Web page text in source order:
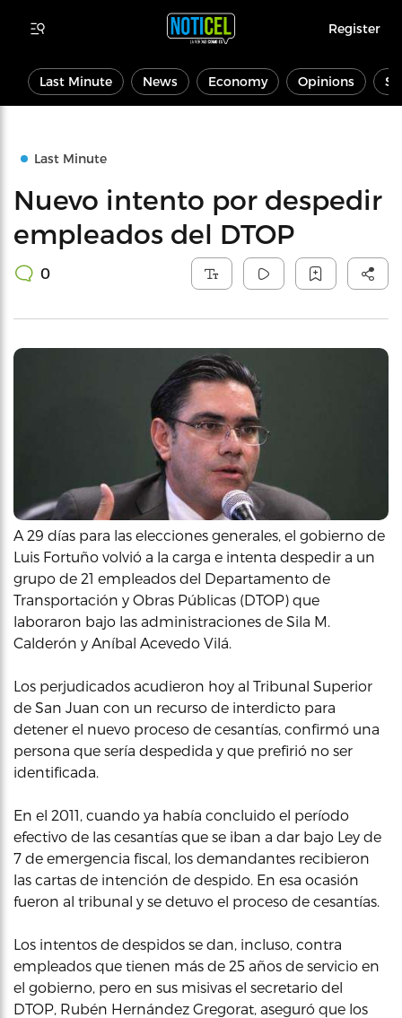
Register
Last Minute News Economy Opinions
Last Minute
Nuevo intento por despedir
empleados del DTOP
0
A 29 días para las elecciones generales, el gobierno de
Luis Fortuño volvió a la carga e intenta despedir a un
grupo de 21 empleados del Departamento de
Transportación y Obras Públicas (DTOP) que
laboraron bajo las administraciones de Sila M.
Calderón y Aníbal Acevedo Vilá.
Los perjudicados acudieron hoy al Tribunal Superior
de San Juan con un recurso de interdicto para
detener el nuevo proceso de cesantías, confirmó una
persona que sería despedida y que prefirió no ser
identificada.
En el 2011, cuando ya había concluido el período
efectivo de las cesantías que se iban a dar bajo Ley de
7 de emergencia fiscal, los demandantes recibieron
las cartas de intención de despido. En esa ocasión
fueron al tribunal y se detuvo el proceso de cesantías.
Los intentos de despidos se dan, incluso, contra
empleados que tienen más de 25 años de servicio en
el gobierno, pero en sus misivas el secretario del
DTOP, Rubén Hernández Gregorat, aseguró que los